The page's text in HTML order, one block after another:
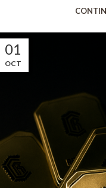
01
OCT